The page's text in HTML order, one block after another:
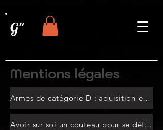
G''
Mentions légales
Armes de catégorie D : aquisition et détention libre
Avoir sur soi un couteau pour se défendre